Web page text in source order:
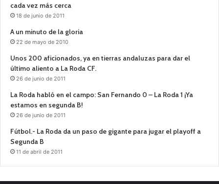
cada vez más cerca
18 de junio de 2011
A un minuto de la gloria
22 de mayo de 2010
Unos 200 aficionados, ya en tierras andaluzas para dar el
último aliento a La Roda CF.
26 de junio de 2011
La Roda habló en el campo: San Fernando 0 – La Roda 1 ¡Ya
estamos en segunda B!
26 de junio de 2011
Fútbol.- La Roda da un paso de gigante para jugar el playoff a
Segunda B
11 de abril de 2011